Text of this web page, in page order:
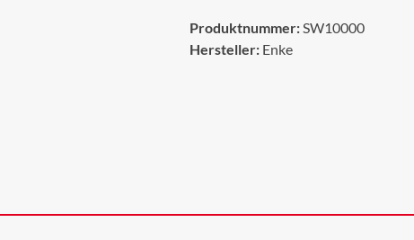
Produktnummer:SW10000
Hersteller: Enke